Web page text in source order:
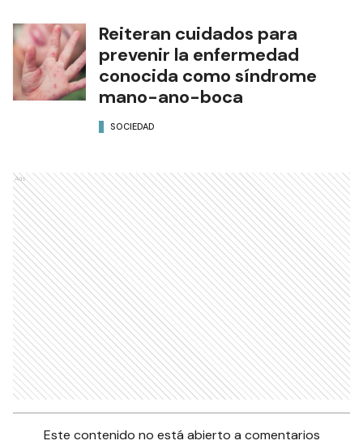
Reiteran cuidados para
prevenir la enfermedad
conocida como síndrome
mano-ano-boca
SOCIEDAD
Ads
Este contenido no está abierto a comentarios